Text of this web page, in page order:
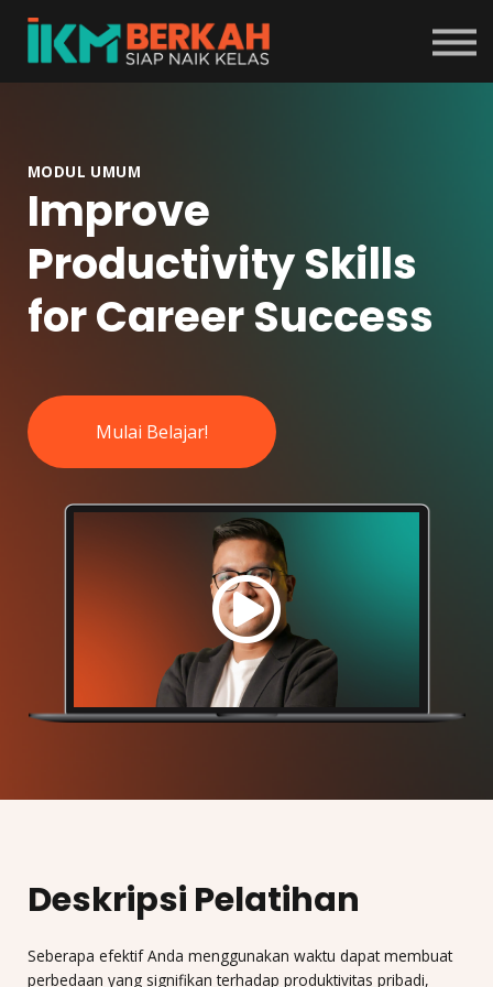
Tentang Program
Masuk
MODUL UMUM
Improve
Productivity Skills
for Career Success
Mulai Belajar!
Deskripsi Pelatihan
Seberapa efektif Anda menggunakan waktu dapat membuat
perbedaan yang signifikan terhadap produktivitas pribadi,